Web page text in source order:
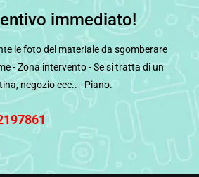
immediato!
le foto del materiale da sgomberare
- Zona intervento - Se si tratta di un
negozio ecc.. - Piano.